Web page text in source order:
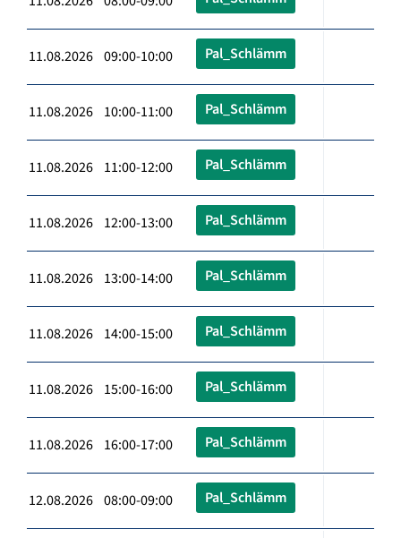
11.08.2026 09:00-10:00 Pal_Schlämm
11.08.2026 10:00-11:00 Pal_Schlämm
11.08.2026 11:00-12:00 Pal_Schlämm
11.08.2026 12:00-13:00 Pal_Schlämm
11.08.2026 13:00-14:00 Pal_Schlämm
11.08.2026 14:00-15:00 Pal_Schlämm
11.08.2026 15:00-16:00 Pal_Schlämm
11.08.2026 16:00-17:00 Pal_Schlämm
12.08.2026 08:00-09:00 Pal_Schlämm